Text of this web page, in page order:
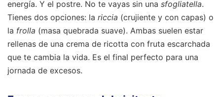
energía. Y el postre. No te vayas sin una sfogliatella.
Tienes dos opciones: la riccia (crujiente y con capas) o
la frolla (masa quebrada suave). Ambas suelen estar
rellenas de una crema de ricotta con fruta escarchada
que te cambia la vida. Es el final perfecto para una
jornada de excesos.